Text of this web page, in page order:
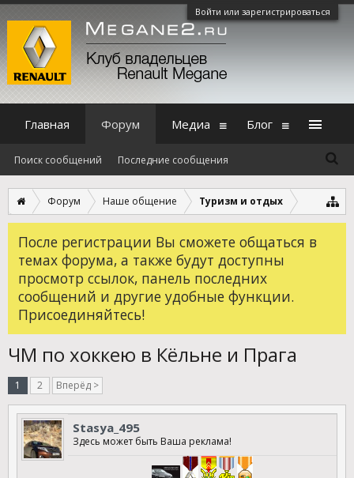
Войти или зарегистрироваться
Форум Наше общение Туризм и отдых
После регистрации Вы сможете общаться в
темах форума, а также будут доступны
просмотр ссылок, панель последних
сообщений и другие удобные функции.
Присоединяйтесь!
ЧМ по хоккею в Кёльне и Прага
1 2 Вперёд >
Stasya_495
Здесь может быть Ваша реклама!
Главная Форум
Поиск сообщений Последние сообщения
Медиа Блог